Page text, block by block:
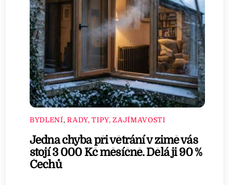
BYDLENÍ,RADY, TIPY, ZAJÍMAVOSTI
Jedna chyba při větrání v zimě vás
stojí 3 000 Kč měsíčně. Dělá ji 90 %
Čechů